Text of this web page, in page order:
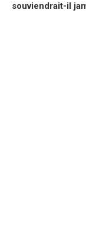
souviendrait-il